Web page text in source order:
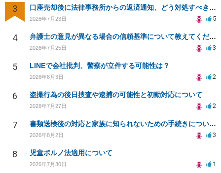
3 口座売却後に法律事務所からの返済通知、どう対処すべきか？
2026年7月23日 5
4 弁護士の意見が異なる場合の信頼基準について教えてください
2026年7月25日 3
5 LINEで会社批判、警察が立件する可能性は？
2026年8月3日 2
6 盗撮行為の後日捜査や逮捕の可能性と初動対応について
2026年7月27日 2
7 書類送検後の対応と家族に知られないための手続きについて相談
2026年8月2日 3
8 児童ポルノ法適用について
2026年7月30日 1